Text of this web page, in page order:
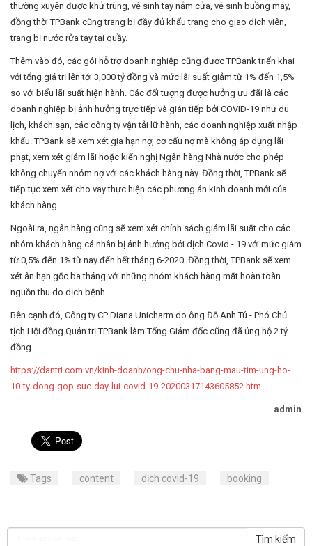
thường xuyên được khử trùng, vệ sinh tay nắm cửa, vệ sinh buồng máy,
đồng thời TPBank cũng trang bị đầy đủ khẩu trang cho giao dịch viên,
trang bị nước rửa tay tại quầy.
Thêm vào đó, các gói hỗ trợ doanh nghiệp cũng được TPBank triển khai
với tổng giá trị lên tới 3,000 tỷ đồng và mức lãi suất giảm từ 1% đến 1,5%
so với biểu lãi suất hiện hành. Các đối tượng được hưởng ưu đãi là các
doanh nghiệp bị ảnh hưởng trực tiếp và gián tiếp bởi COVID-19 như du
lịch, khách sạn, các công ty vận tải lữ hành, các doanh nghiệp xuất nhập
khẩu. TPBank sẽ xem xét gia hạn nợ, cơ cấu nợ mà không áp dụng lãi
phạt, xem xét giảm lãi hoặc kiến nghị Ngân hàng Nhà nước cho phép
không chuyển nhóm nợ với các khách hàng này. Đồng thời, TPBank sẽ
tiếp tục xem xét cho vay thực hiện các phương án kinh doanh mới của
khách hàng.
Ngoài ra, ngân hàng cũng sẽ xem xét chính sách giảm lãi suất cho các
nhóm khách hàng cá nhân bị ảnh hưởng bởi dịch Covid - 19 với mức giảm
từ 0,5% đến 1% từ nay đến hết tháng 6-2020. Đồng thời, TPBank sẽ xem
xét ân hạn gốc ba tháng với những nhóm khách hàng mất hoàn toàn
nguồn thu do dịch bệnh.
Bên cạnh đó, Công ty CP Diana Unicharm do ông Đỗ Anh Tú - Phó Chủ
tịch Hội đồng Quản trị TPBank làm Tổng Giám đốc cũng đã ủng hộ 2 tỷ
đồng.
https://dantri.com.vn/kinh-doanh/ong-chu-nha-bang-mau-tim-ung-ho-
10-ty-dong-gop-suc-day-lui-covid-19-20200317143605852.htm
admin
Tags content dịch covid-19 booking
Tìm kiếm